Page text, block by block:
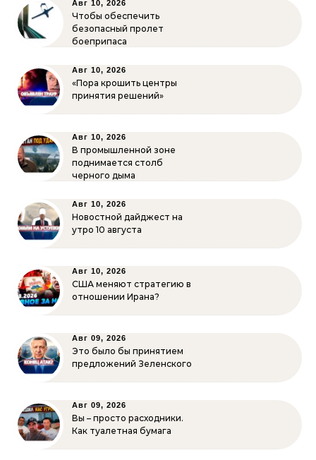
Авг 10, 2026
Чтобы обеспечить
безопасный пролет
боеприпаса
Авг 10, 2026
«Пора крошить центры
принятия решений»
Авг 10, 2026
В промышленной зоне
поднимается столб
черного дыма
Авг 10, 2026
Новостной дайджест на
утро 10 августа
Авг 10, 2026
США меняют стратегию в
отношении Ирана?
Авг 09, 2026
Это было бы принятием
предложений Зеленского
Авг 09, 2026
Вы – просто расходники.
Как туалетная бумага